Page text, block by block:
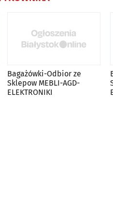
Bagażówki-Odbior ze
Sklepow MEBLI-AGD-
ELEKTRONIKI